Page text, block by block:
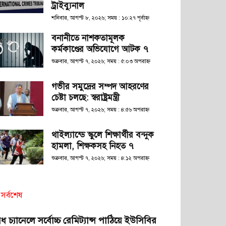
ট্রাইব্যুনাল
শনিবার, আগস্ট ৮, ২০২৬; সময় : ১০:২৭ পূর্বাহ্ণ
বনানীতে নাশকতামূলক
কর্মকাণ্ডের অভিযোগে আটক ৭
শুক্রবার, আগস্ট ৭, ২০২৬; সময় : ৫:০৩ অপরাহ্ণ
গভীর সমুদ্রের সম্পদ আহরণের
চেষ্টা চলছে: স্বরাষ্ট্রমন্ত্রী
শুক্রবার, আগস্ট ৭, ২০২৬; সময় : ৪:৫৬ অপরাহ্ণ
থাইল্যান্ডে স্কুলে শিক্ষার্থীর বন্দুক
হামলা, শিক্ষকসহ নিহত ৭
শুক্রবার, আগস্ট ৭, ২০২৬; সময় : ৪:১২ অপরাহ্ণ
সর্বশেষ
চ্যানেলে সর্বোচ্চ রেমিট্যান্স পাঠিয়ে ইউসিবির